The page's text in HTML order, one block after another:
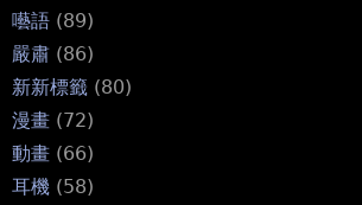
囈語 (89)
嚴肅 (86)
新新標籤 (80)
漫畫 (72)
動畫 (66)
耳機 (58)